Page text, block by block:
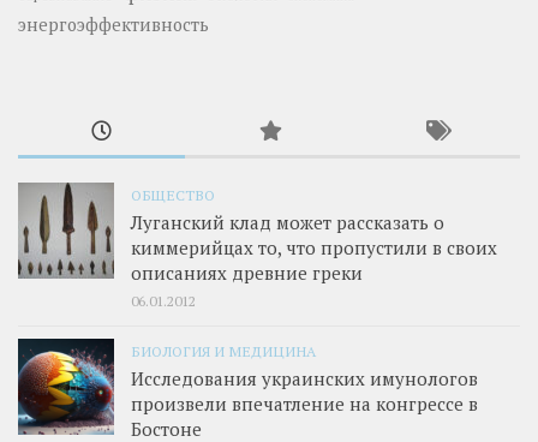
энергоэффективность
ОБЩЕСТВО
Луганский клад может рассказать о
киммерийцах то, что пропустили в своих
описаниях древние греки
06.01.2012
БИОЛОГИЯ И МЕДИЦИНА
Исследования украинских имунологов
произвели впечатление на конгрессе в
Бостоне